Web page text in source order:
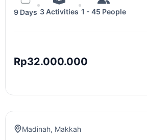
9 Days 3 Activities 1 - 45 People
Rp32.000.000
Madinah, Makkah